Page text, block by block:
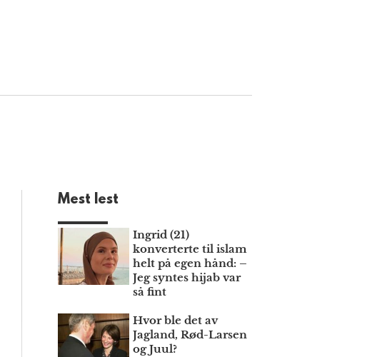
Mest lest
Ingrid (21)
konverterte til islam
helt på egen hånd: –
Jeg syntes hijab var
så fint
Hvor ble det av
Jagland, Rød-Larsen
og Juul?